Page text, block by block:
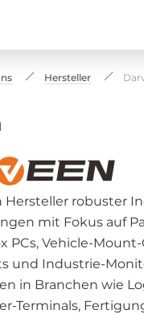
Hersteller
Hersteller robuster
mit Fokus auf
PCs, Vehicle-
und Industrie-
in Branchen wie
Terminals,